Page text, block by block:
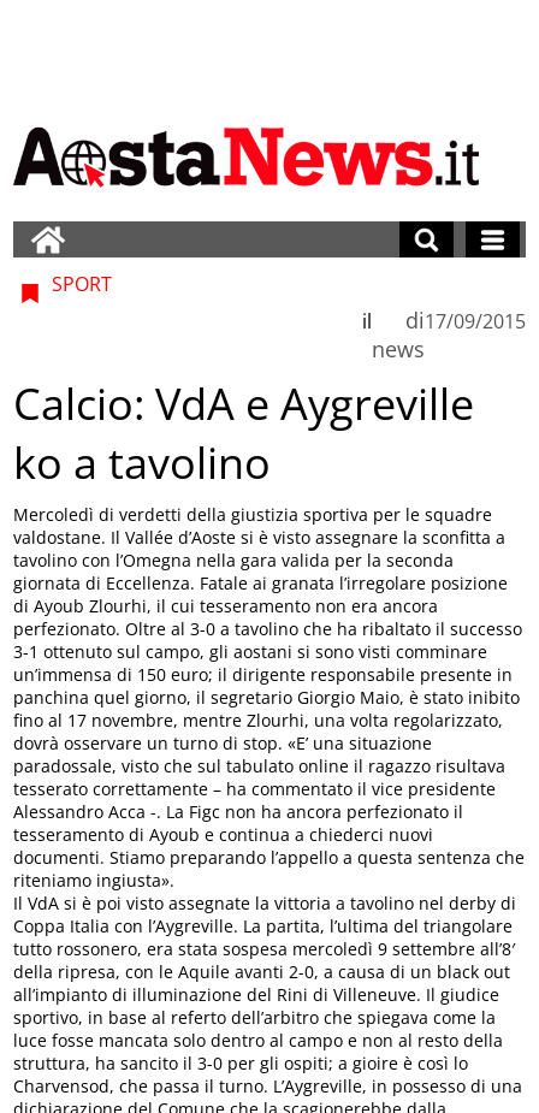
SPORT
di
news
il 17/09/2015
Calcio: VdA e Aygreville
ko a tavolino
Mercoledì di verdetti della giustizia sportiva per le squadre
valdostane. Il Vallée d’Aoste si è visto assegnare la sconfitta a
tavolino con l’Omegna nella gara valida per la seconda
giornata di Eccellenza. Fatale ai granata l’irregolare posizione
di Ayoub Zlourhi, il cui tesseramento non era ancora
perfezionato. Oltre al 3-0 a tavolino che ha ribaltato il successo
3-1 ottenuto sul campo, gli aostani si sono visti comminare
un’immensa di 150 euro; il dirigente responsabile presente in
panchina quel giorno, il segretario Giorgio Maio, è stato inibito
fino al 17 novembre, mentre Zlourhi, una volta regolarizzato,
dovrà osservare un turno di stop. «E’ una situazione
paradossale, visto che sul tabulato online il ragazzo risultava
tesserato correttamente – ha commentato il vice presidente
Alessandro Acca -. La Figc non ha ancora perfezionato il
tesseramento di Ayoub e continua a chiederci nuovi
documenti. Stiamo preparando l’appello a questa sentenza che
riteniamo ingiusta».
Il VdA si è poi visto assegnate la vittoria a tavolino nel derby di
Coppa Italia con l’Aygreville. La partita, l’ultima del triangolare
tutto rossonero, era stata sospesa mercoledì 9 settembre all’8′
della ripresa, con le Aquile avanti 2-0, a causa di un black out
all’impianto di illuminazione del Rini di Villeneuve. Il giudice
sportivo, in base al referto dell’arbitro che spiegava come la
luce fosse mancata solo dentro al campo e non al resto della
struttura, ha sancito il 3-0 per gli ospiti; a gioire è così lo
Charvensod, che passa il turno. L’Aygreville, in possesso di una